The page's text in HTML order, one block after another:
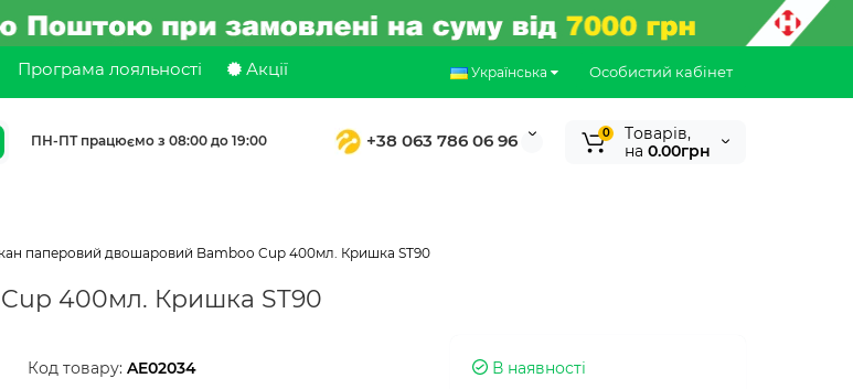
Програма лояльності Акції Особистий кабінет
Українська
ПН-ПТ працюємо з 08:00 до 19:00 +38 063 786 06 96 0
Tоварів,
на 0.00грн
паперовий двошаровий Bamboo Cup 400мл. Кришка ST90
400мл. Кришка ST90
Код товару:AE02034 В наявності